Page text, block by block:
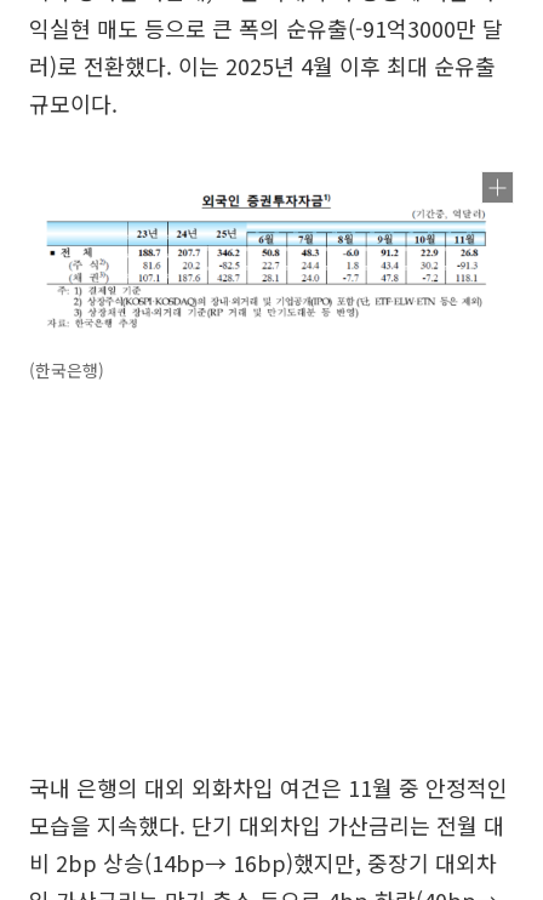
익실현 매도 등으로 큰 폭의 순유출(-91억3000만 달
러)로 전환했다. 이는 2025년 4월 이후 최대 순유출
규모이다.
(한국은행)
국내 은행의 대외 외화차입 여건은 11월 중 안정적인
모습을 지속했다. 단기 대외차입 가산금리는 전월 대
비 2bp 상승(14bp→ 16bp)했지만, 중장기 대외차